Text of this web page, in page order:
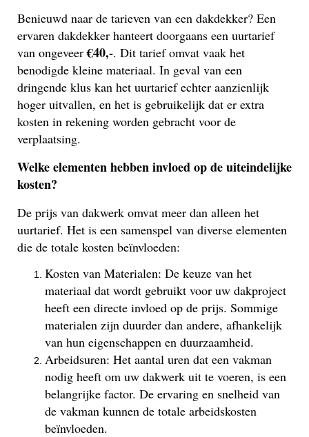
Benieuwd naar de tarieven van een dakdekker? Een
ervaren dakdekker hanteert doorgaans een uurtarief
van ongeveer€40,-. Dit tarief omvat vaak het
benodigde kleine materiaal. In geval van een
dringende klus kan het uurtarief echter aanzienlijk
hoger uitvallen, en het is gebruikelijk dat er extra
kosten in rekening worden gebracht voor de
verplaatsing.
Welke elementen hebben invloed op de uiteindelijke
kosten?
De prijs van dakwerk omvat meer dan alleen het
uurtarief. Het is een samenspel van diverse elementen
die de totale kosten beïnvloeden:
Kosten van Materialen: De keuze van het
materiaal dat wordt gebruikt voor uw dakproject
heeft een directe invloed op de prijs. Sommige
materialen zijn duurder dan andere, afhankelijk
van hun eigenschappen en duurzaamheid.
Arbeidsuren: Het aantal uren dat een vakman
nodig heeft om uw dakwerk uit te voeren, is een
belangrijke factor. De ervaring en snelheid van
de vakman kunnen de totale arbeidskosten
beïnvloeden.